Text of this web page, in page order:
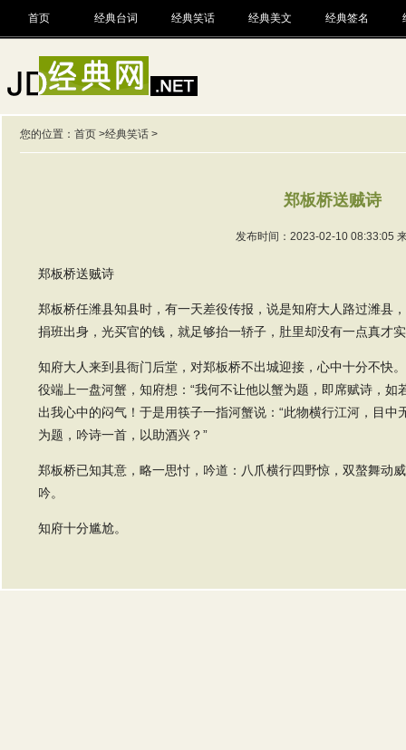
首页 经典台词 经典笑话 经典美文 经典签名
您的位置： 首页 >经典笑话 >
郑板桥送贼诗
发布时间：2023-02-10 08:33:05
郑板桥送贼诗
郑板桥任潍县知县时，有一天差役传报，说是知府大人路过潍县
捐班出身，光买官的钱，就足够抬一轿子，肚里却没有一点真才
知府大人来到县衙门后堂，对郑板桥不出城迎接，心中十分不快
役端上一盘河蟹，知府想：“我何不让他以蟹为题，即席赋诗，
出我心中的闷气！于是用筷子一指河蟹说：“此物横行江河，目
为题，吟诗一首，以助酒兴？”
郑板桥已知其意，略一思忖，吟道：八爪横行四野惊，双螯舞动
吟。
知府十分尴尬。